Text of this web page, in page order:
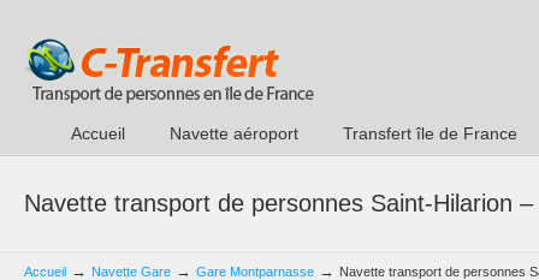
Accueil Navette aéroport Transfert île de France
Navette transport de personnes Saint-Hilarion
Accueil → Navette Gare → Gare Montparnasse → Navette transport de personnes